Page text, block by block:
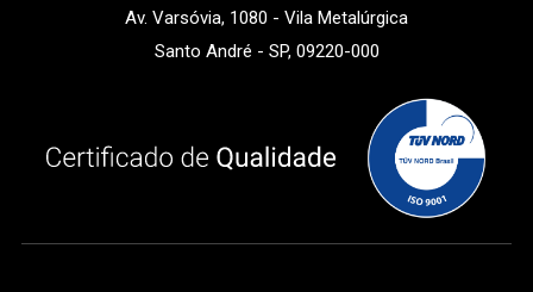
Av. Varsóvia, 1080 - Vila Metalúrgica
Santo André - SP, 09220-000